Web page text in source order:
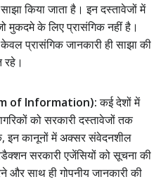
किया जाता है। इन दस्तावेजों में
मुकदमे के लिए प्रासंगिक नहीं है।
प्रासंगिक जानकारी ही साझा की
रहे।
of Information):कई देशों में
को सरकारी दस्तावेजों तक
इन कानूनों में अक्सर संवेदनशील
सरकारी एजेंसियों को सूचना की
साथ ही गोपनीय जानकारी की